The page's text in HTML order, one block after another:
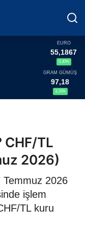
EURO
55,1867
0,30%
GRAM GÜMÜŞ
97,18
3,15%
CHF/TL
2026)
Temmuz 2026
işlem
TL kuru